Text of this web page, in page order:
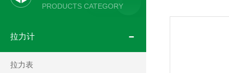
PRODUCTS CATEGORY
拉力计
拉力表